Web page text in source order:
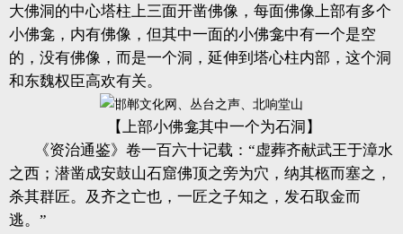
大佛洞的中心塔柱上三面开凿佛像，每面佛像上部有多个
小佛龛，内有佛像，但其中一面的小佛龛中有一个是空
的，没有佛像，而是一个洞，延伸到塔心柱内部，这个洞
和东魏权臣高欢有关。
【上部小佛龛其中一个为石洞】
《资治通鉴》卷一百六十记载：“虚葬齐献武王于漳水
之西；潜凿成安鼓山石窟佛顶之旁为穴，纳其柩而塞之，
杀其群匠。及齐之亡也，一匠之子知之，发石取金而
逃。”